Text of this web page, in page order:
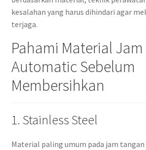
kesalahan yang harus dihindari agar
terjaga.
Pahami Material
Automatic Sebelum
Membersihkan
1. Stainless Steel
Material paling umum pada jam